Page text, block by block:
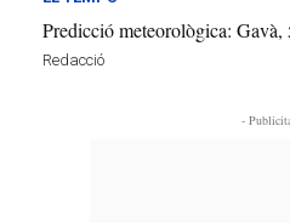
Predicció meteorològica:
Redacció
-